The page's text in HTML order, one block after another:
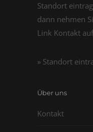
Standort
dann nehmen
Link Kontakt
» Standort
Über uns
Kontakt